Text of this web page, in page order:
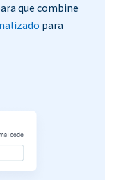
que combine
para